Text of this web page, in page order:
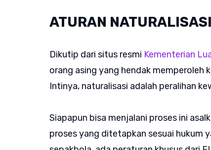
ATURAN
Dikutip dari situs resmi Kementerian
orang asing yang hendak memperoleh
Intinya, naturalisasi adalah peralihan
Siapapun bisa menjalani proses ini
proses yang ditetapkan sesuai hukum